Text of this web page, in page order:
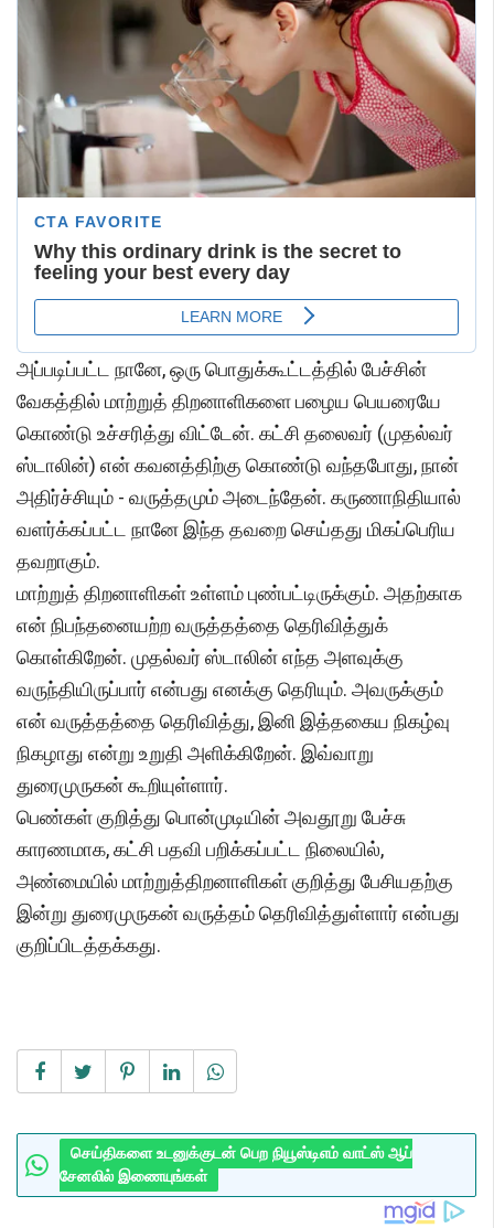
அப்படிப்பட்ட நானே, ஒரு பொதுக்கூட்டத்தில் பேச்சின்
வேகத்தில் மாற்றுத் திறனாளிகளை பழைய பெயரையே
கொண்டு உச்சரித்து விட்டேன். கட்சி தலைவர் (முதல்வர்
ஸ்டாலின்) என் கவனத்திற்கு கொண்டு வந்தபோது, நான்
அதிர்ச்சியும் - வருத்தமும் அடைந்தேன். கருணாநிதியால்
வளர்க்கப்பட்ட நானே இந்த தவறை செய்தது மிகப்பெரிய
தவறாகும்.
மாற்றுத் திறனாளிகள் உள்ளம் புண்பட்டிருக்கும். அதற்காக
என் நிபந்தனையற்ற வருத்தத்தை தெரிவித்துக்
கொள்கிறேன். முதல்வர் ஸ்டாலின் எந்த அளவுக்கு
வருந்தியிருப்பார் என்பது எனக்கு தெரியும். அவருக்கும்
என் வருத்தத்தை தெரிவித்து, இனி இத்தகைய நிகழ்வு
நிகழாது என்று உறுதி அளிக்கிறேன். இவ்வாறு
துரைமுருகன் கூறியுள்ளார்.
பெண்கள் குறித்து பொன்முடியின் அவதூறு பேச்சு
காரணமாக, கட்சி பதவி பறிக்கப்பட்ட நிலையில்,
அண்மையில் மாற்றுத்திறனாளிகள் குறித்து பேசியதற்கு
இன்று துரைமுருகன் வருத்தம் தெரிவித்துள்ளார் என்பது
குறிப்பிடத்தக்கது.
செய்திகளை உடனுக்குடன் பெற நியூஸ்டிஎம் வாட்ஸ் ஆப்
சேனலில் இணையுங்கள்